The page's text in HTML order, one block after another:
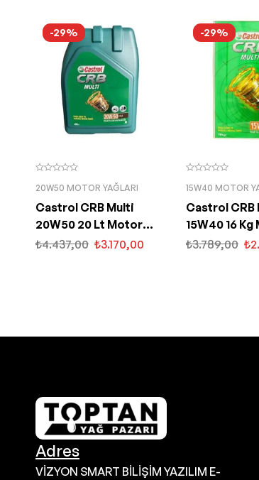
-29%
20W50 MOTOR YAĞLARI
Castrol CRB Multi
20W50 20 Lt Motor
Yağı
₺4.437,00 ₺3.170,00
-29%
15W40 MOTOR
Castrol CRB
15W40 16
Yağı
₺3.789,00 ₺
Adres
VİZYON SMART BİLİŞİM YAZILIM E-